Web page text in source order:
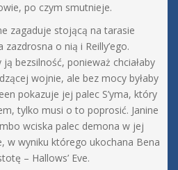
po czym smutnieje.
zagaduje stojącą na tarasie
o nią i Reilly’ego.
bezsilność, ponieważ chciałaby
wojnie, ale bez mocy byłaby
pokazuje jej palec S’yma, który
tylko musi o to poprosić. Janine
wciska palec demona w jej
w wyniku którego ukochana Bena
– Hallows’ Eve.